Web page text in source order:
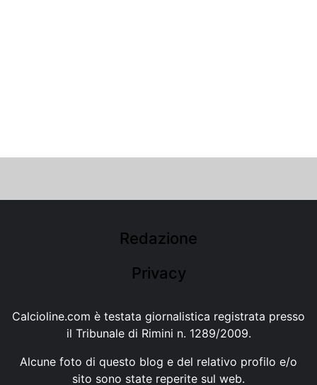
Redazione
Privacy
Calcioline.com è testata giornalistica registrata presso
il Tribunale di Rimini n. 1289/2009.
Alcune foto di questo blog e del relativo profilo e/o
sito sono state reperite sul web.